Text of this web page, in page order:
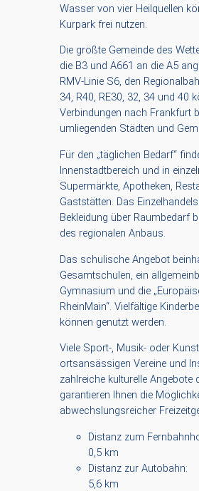
Wasser von vier Heilquellen
Kurpark frei nutzen.
Die größte Gemeinde des
die B3 und A661 an die A5
RMV-Linie S6, den
34, R40, RE30, 32, 34 und 40
Verbindungen nach Frankfurt
umliegenden Städten und
Für den „täglichen Bedarf“
Innenstadtbereich und in
Supermärkte, Apotheken,
Gaststätten. Das
Bekleidung über Raumbedarf
des regionalen Anbaus.
Das schulische Angebot
Gesamtschulen, ein
Gymnasium und die
RheinMain“. Vielfältige
können genutzt werden.
Viele Sport-, Musik- oder
ortsansässigen Vereine und
zahlreiche kulturelle Angebote
garantieren Ihnen die
abwechslungsreicher
Distanz zum
0,5 km
Distanz zur Autobahn:
5,6 km